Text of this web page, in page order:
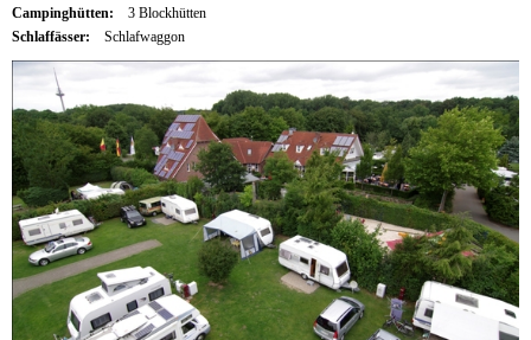
Campinghütten:
3 Blockhütten
Schlaffässer:
Schlafwaggon